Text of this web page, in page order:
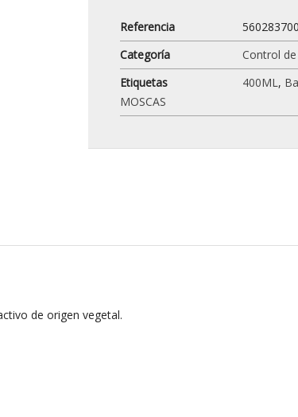
Referencia
Categoría
Control
Etiquetas
400ML,
MOSCAS
de origen vegetal.